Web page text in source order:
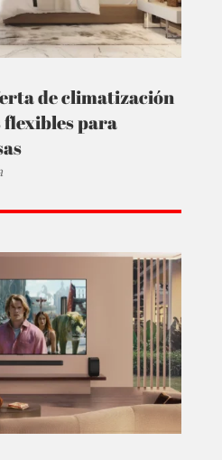
de climatización
flexibles para